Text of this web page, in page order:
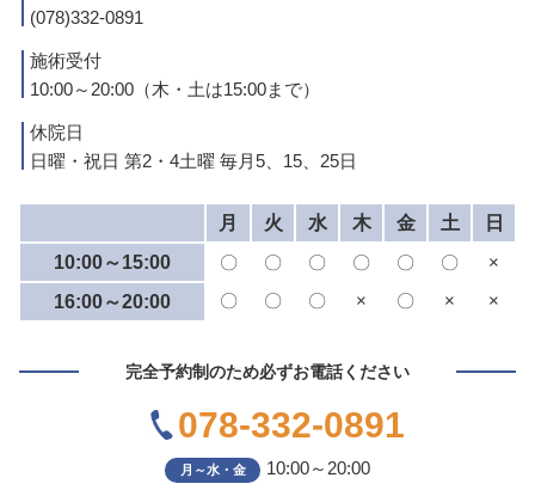
(078)332-0891
施術受付
10:00～20:00（木・土は15:00まで）
休院日
日曜・祝日 第2・4土曜 毎月5、15、25日
月 火 水 木 金 土
日
10:00～15:00
〇 〇 〇 〇 〇 〇
×
16:00～20:00
〇 〇 〇 × 〇 × ×
完全予約制のため必ずお電話ください
078-332-0891
月～水・金 10:00～20:00